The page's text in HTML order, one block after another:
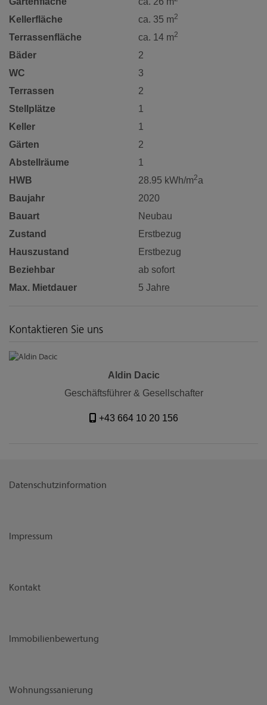
Kellerfläche ca. 35 m2
Terrassenfläche ca. 14 m2
Bäder
2
WC
3
Terrassen
2
Stellplätze
1
Keller
1
Gärten
2
Abstellräume
1
HWB
28.95 kWh/m2a
Baujahr
2020
Bauart
Neubau
Zustand
Erstbezug
Hauszustand
Erstbezug
Beziehbar
ab sofort
Max. Mietdauer
5 Jahre
Kontaktieren Sie uns
Aldin Dacic
Geschäftsführer & Gesellschafter
+43 664 10 20 156
Datenschutzinformation
Impressum
Kontakt
Immobilienbewertung
Wohnungssanierung